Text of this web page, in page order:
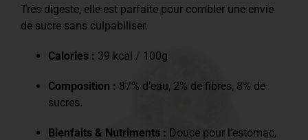
Très digeste, elle est parfaite pour combler une envie
de sucre sans culpabiliser.
Calories : 39 kcal / 100g
Composition : 87% d’eau, 2% de fibres, 8% de
sucres.
Bienfaits & Nutriments : Douce pour l’estomac,